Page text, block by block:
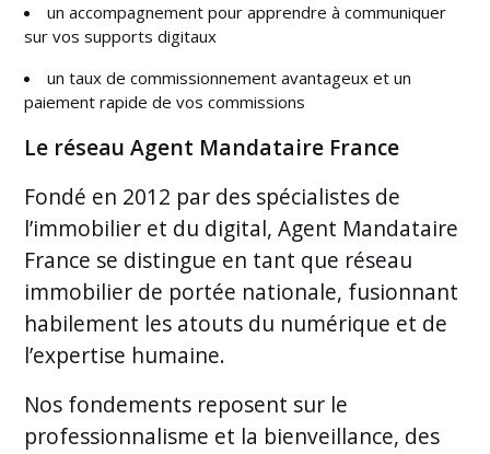
un accompagnement pour apprendre à communiquer
sur vos supports digitaux
un taux de commissionnement avantageux et un
paiement rapide de vos commissions
Le réseau Agent Mandataire France
Fondé en 2012 par des spécialistes de
l’immobilier et du digital, Agent Mandataire
France se distingue en tant que réseau
immobilier de portée nationale, fusionnant
habilement les atouts du numérique et de
l’expertise humaine.
Nos fondements reposent sur le
professionnalisme et la bienveillance, des